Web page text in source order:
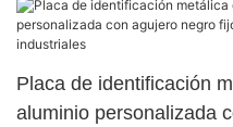
Placa de identificación
aluminio personalizada